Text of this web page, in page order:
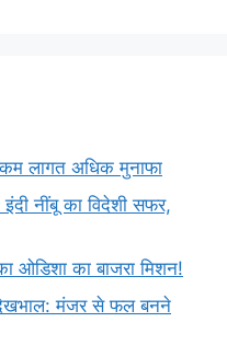
कम लागत अधिक मुनाफा
नींबू का विदेशी सफर,
ओडिशा का बाजरा मिशन!
मंजर से फल बनने